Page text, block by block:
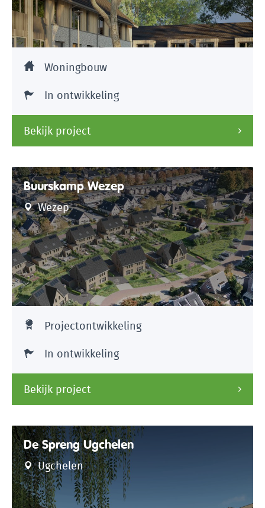
Woningbouw
In ontwikkeling
Bekijk project
Buurskamp Wezep
Wezep
Projectontwikkeling
In ontwikkeling
Bekijk project
De Spreng Ugchelen
Ugchelen